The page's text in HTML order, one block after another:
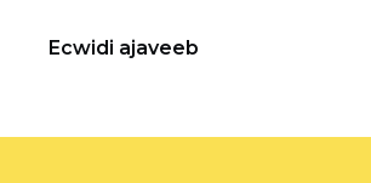
Ecwidi ajaveeb